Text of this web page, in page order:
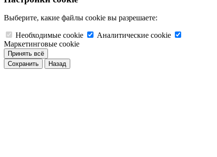
Выберите, какие файлы cookie вы разрешаете:
Необходимые cookie
Аналитические cookie
Маркетинговые cookie
Принять всё
Сохранить
Назад